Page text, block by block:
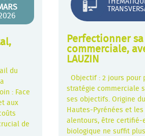
du
: Face
aux
de
Perfectionner
commerciale,
LAUZIN
Objectif : 2 jours pour
stratégie commerciale
ses objectifs. Origine
Hautes-Pyrénées et
alentours, être certifié-
biologique ne suffit